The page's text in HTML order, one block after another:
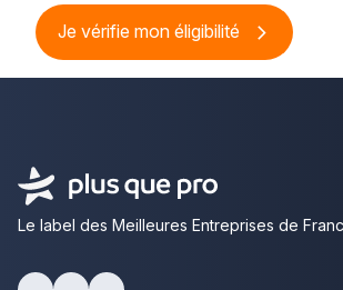
Je vérifie mon éligibilité
Le label des Meilleures Entreprises de